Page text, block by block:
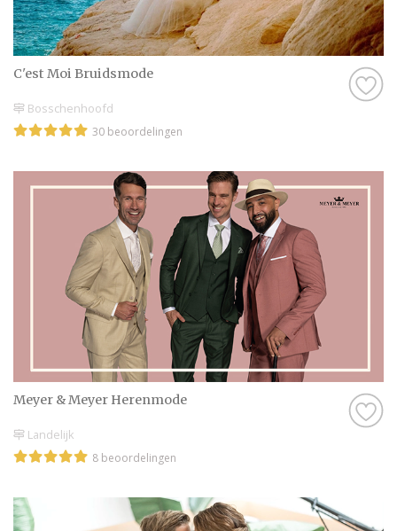
C'est Moi Bruidsmode
Bosschenhoofd
30 beoordelingen
Meyer & Meyer Herenmode
Landelijk
8 beoordelingen